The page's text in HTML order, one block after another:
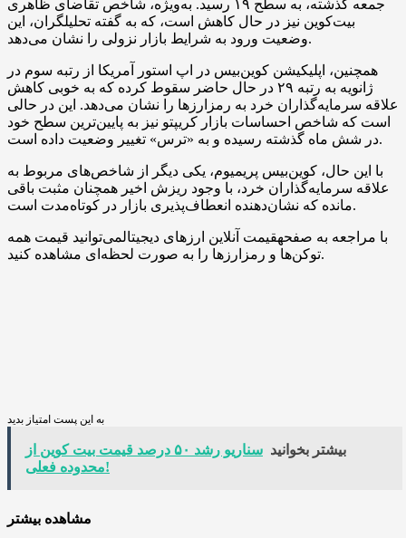
جمعه گذشته، به سطح ۱۹ رسید. به‌ویژه، شاخص تقاضای ظاهری
بیت‌کوین نیز در حال کاهش است، که به گفته تحلیلگران، این
وضعیت ورود به شرایط بازار نزولی را نشان می‌‌دهد.
همچنین، اپلیکیشن کوین‌بیس در اپ استور آمریکا از رتبه سوم در
ژانویه به رتبه ۲۹ در حال حاضر سقوط کرده که به خوبی کاهش
علاقه سرمایه‌گذاران خرد به رمزارزها را نشان می‌دهد. این در حالی
است که شاخص احساسات بازار کریپتو نیز به پایین‌ترین سطح خود
در شش ماه گذشته رسیده و به «ترس» تغییر وضعیت داده است.
با این حال، کوین‌بیس پریمیوم، یکی دیگر از شاخص‌های مربوط به
علاقه سرمایه‌گذاران خرد، با وجود ریزش اخیر همچنان مثبت باقی
مانده که نشان‌دهنده انعطاف‌پذیری بازار در کوتاه‌مدت است.
با مراجعه به صفحهقیمت آنلاین ارزهای دیجیتالمی‌توانید قیمت همه
توکن‌ها و رمزارزها را به صورت لحظه‌ای مشاهده کنید.
به این پست امتیاز بدید
بیشتر بخوانید
سناریو رشد ۵۰ درصد قیمت بیت کوین از
محدوده فعلی!
مشاهده بیشتر